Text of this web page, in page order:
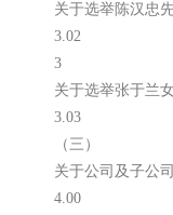
关于选举陈汉忠先
3.02
3
关于选举张于兰女
3.03
（三）
关于公司及子公司
4.00